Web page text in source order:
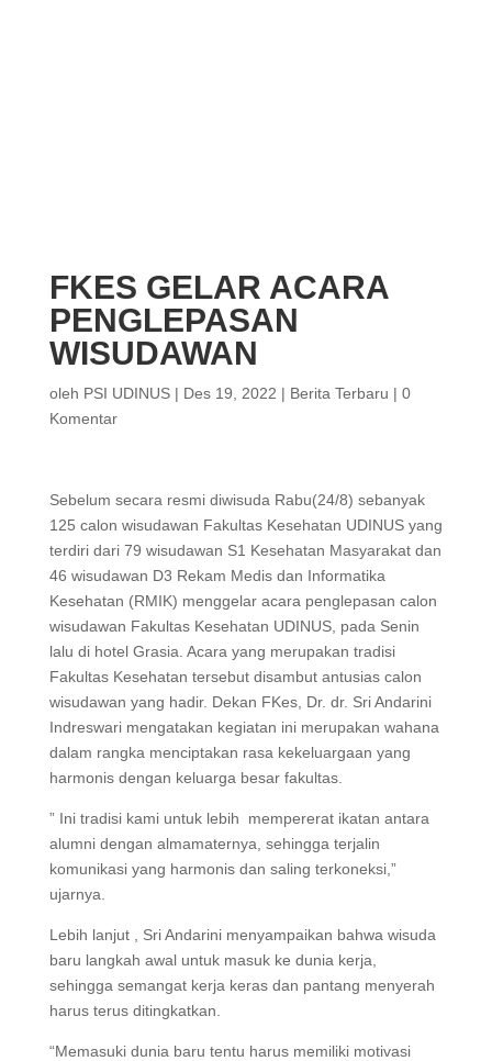
FKES GELAR ACARA
PENGLEPASAN
WISUDAWAN
oleh PSI UDINUS| Des 19, 2022 | Berita Terbaru | 0
Komentar
Sebelum secara resmi diwisuda Rabu(24/8) sebanyak
125 calon wisudawan Fakultas Kesehatan UDINUS yang
terdiri dari 79 wisudawan S1 Kesehatan Masyarakat dan
46 wisudawan D3 Rekam Medis dan Informatika
Kesehatan (RMIK) menggelar acara penglepasan calon
wisudawan Fakultas Kesehatan UDINUS, pada Senin
lalu di hotel Grasia. Acara yang merupakan tradisi
Fakultas Kesehatan tersebut disambut antusias calon
wisudawan yang hadir. Dekan FKes, Dr. dr. Sri Andarini
Indreswari mengatakan kegiatan ini merupakan wahana
dalam rangka menciptakan rasa kekeluargaan yang
harmonis dengan keluarga besar fakultas.
” Ini tradisi kami untuk lebih mempererat ikatan antara
alumni dengan almamaternya, sehingga terjalin
komunikasi yang harmonis dan saling terkoneksi,”
ujarnya.
Lebih lanjut , Sri Andarini menyampaikan bahwa wisuda
baru langkah awal untuk masuk ke dunia kerja,
sehingga semangat kerja keras dan pantang menyerah
harus terus ditingkatkan.
“Memasuki dunia baru tentu harus memiliki motivasi